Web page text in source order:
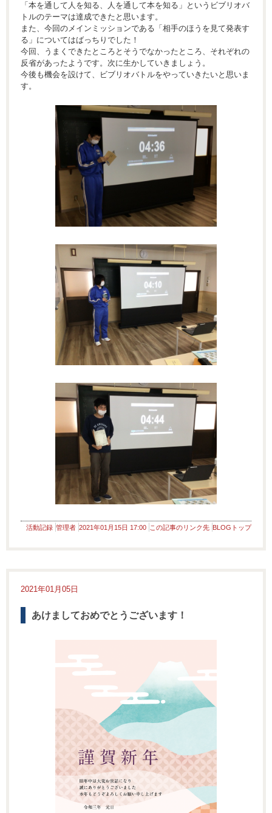
「本を通して人を知る、人を通して本を知る」というビブリオバ
トルのテーマは達成できたと思います。
また、今回のメインミッションである「相手のほうを見て発表す
る」についてはばっちりでした！
今回、うまくできたところとそうでなかったところ、それぞれの
反省があったようです。次に生かしていきましょう。
今後も機会を設けて、ビブリオバトルをやっていきたいと思いま
す。
活動記録 管理者 2021年01月15日 17:00 この記事のリンク先 BLOGトップ
2021年01月05日
あけましておめでとうございます！